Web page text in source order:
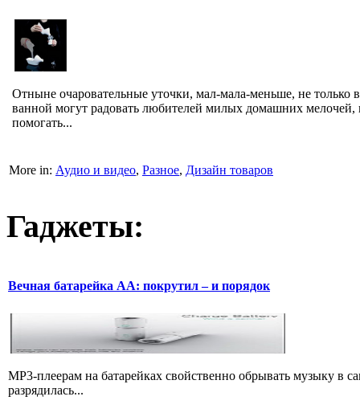
Отныне очаровательные уточки, мал-мала-меньше, не только в
ванной могут радовать любителей милых домашних мелочей,
помогать...
More in: Аудио и видео, Разное, Дизайн товаров
Гаджеты:
Вечная батарейка АА: покрутил – и порядок
MP3-плеерам на батарейках свойственно обрывать музыку в
разрядилась...